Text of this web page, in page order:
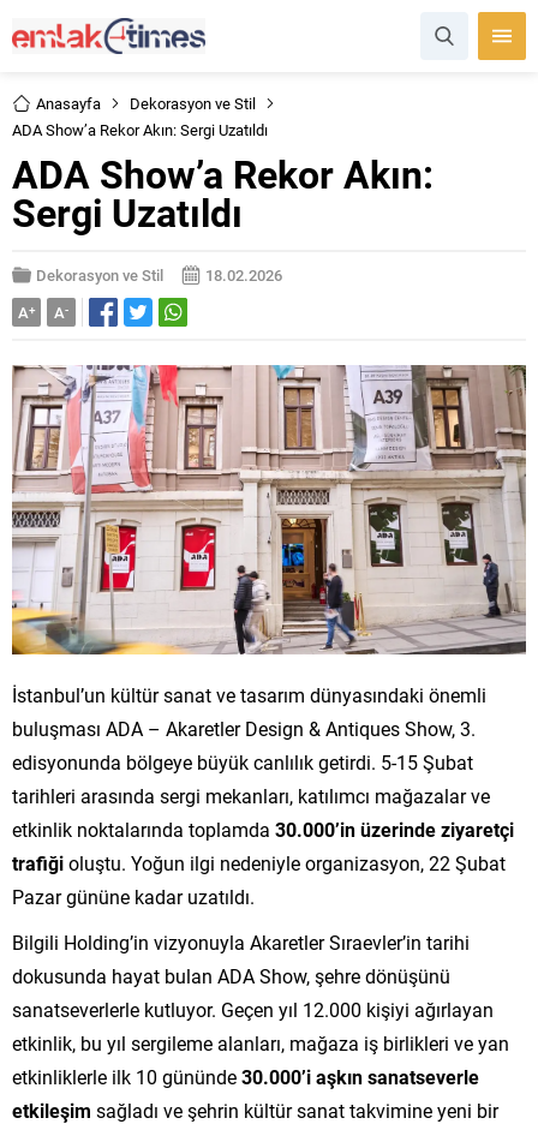
Anasayfa
Dekorasyon ve Stil
ADA Show’a Rekor Akın: Sergi Uzatıldı
ADA Show’a Rekor Akın:
Sergi Uzatıldı
Dekorasyon ve Stil
18.02.2026
A+ A-
İstanbul’un kültür sanat ve tasarım dünyasındaki önemli
buluşması ADA – Akaretler Design & Antiques Show, 3.
edisyonunda bölgeye büyük canlılık getirdi. 5-15 Şubat
tarihleri arasında sergi mekanları, katılımcı mağazalar ve
etkinlik noktalarında toplamda 30.000’in üzerinde ziyaretçi
trafiğioluştu. Yoğun ilgi nedeniyle organizasyon, 22 Şubat
Pazar gününe kadar uzatıldı.
Bilgili Holding’in vizyonuyla Akaretler Sıraevler’in tarihi
dokusunda hayat bulan ADA Show, şehre dönüşünü
sanatseverlerle kutluyor. Geçen yıl 12.000 kişiyi ağırlayan
etkinlik, bu yıl sergileme alanları, mağaza iş birlikleri ve yan
etkinliklerle ilk 10 gününde30.000’i aşkın sanatseverle
etkileşim sağladı ve şehrin kültür sanat takvimine yeni bir